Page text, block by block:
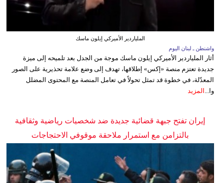
الملياردير الأميركي إيلون ماسك
واشنطن ـ لبنان اليوم
أثار الملياردير الأميركي إيلون ماسك موجة من الجدل بعد تلميحه إلى ميزة
جديدة تعتزم منصة «إكس» إطلاقها، تهدف إلى وضع علامة تحذيرية على الصور
المعدّلة، في خطوة قد تمثل تحولاً في تعامل المنصة مع المحتوى المضلل
وا... المزيد
إيران تفتح جبهة قضائية جديدة ضد شخصيات رياضية وثقافية
بالتزامن مع استمرار ملاحقة موقوفي الاحتجاجات